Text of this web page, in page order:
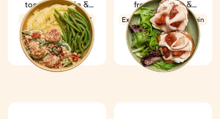
toscane, purée &
haricots verts
4,6 19 min 1
fromage frais &
tomates séchées
Express 4,6
9 min
1